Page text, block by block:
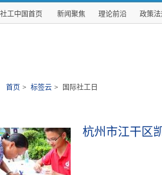
社工中国首页 新闻聚焦 理论前沿 政策
首页 > 标签云 > 国际社工日
杭州市江干区